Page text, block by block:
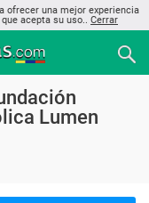
ofrecer una mejor experiencia
acepta su uso.. Cerrar
Lumen